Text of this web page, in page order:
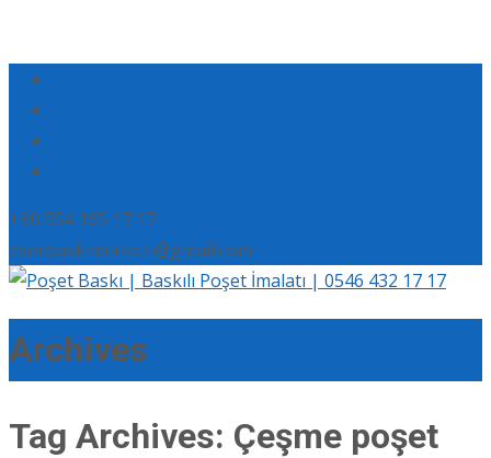
+90 554 165 17 17
eserbaskimerkezi@gmail.com
Archives
Tag Archives: Çeşme poşet